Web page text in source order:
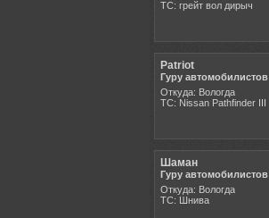
ТС: грейт вол дирыч
Patriot
Гуру автомобилистов
Откуда: Вологда
ТС: Nissan Pathfinder III
Шаман
Гуру автомобилистов
Откуда: Вологда
ТС: Шнива